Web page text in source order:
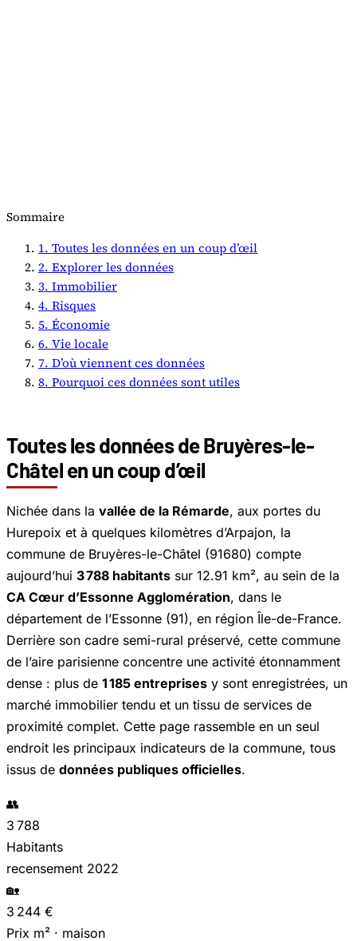
Sommaire
1. Toutes les données en un coup d’œil
2. Explorer les données
3. Immobilier
4. Risques
5. Économie
6. Vie locale
7. D’où viennent ces données
8. Pourquoi ces données sont utiles
Toutes les données de Bruyères-le-
Châtel en un coup d’œil
Nichée dans la vallée de la Rémarde, aux portes du
Hurepoix et à quelques kilomètres d’Arpajon, la
commune de Bruyères-le-Châtel (91680) compte
aujourd’hui 3 788 habitants sur 12.91 km², au sein de la
CA Cœur d’Essonne Agglomération, dans le
département de l’Essonne (91), en région Île-de-France.
Derrière son cadre semi-rural préservé, cette commune
de l’aire parisienne concentre une activité étonnamment
dense : plus de 1 185 entreprises y sont enregistrées, un
marché immobilier tendu et un tissu de services de
proximité complet. Cette page rassemble en un seul
endroit les principaux indicateurs de la commune, tous
issus de données publiques officielles.
👥
3 788
Habitants
recensement 2022
🏡
3 244 €
Prix m² · maison